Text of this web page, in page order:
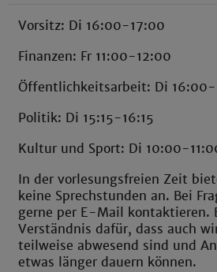
Vorsitz: Di 16:00-17:00
Finanzen: Fr 11:00-12:00
Öffentlichkeitsarbeit: Di
Politik: Di 15:15-16:15
Kultur und Sport: Di 10:00-
In der vorlesungsfreien Zeit
keine Sprechstunden an. Bei
gerne per E-Mail kontaktieren.
Verständnis dafür, dass auch
teilweise abwesend sind und
etwas länger dauern können.